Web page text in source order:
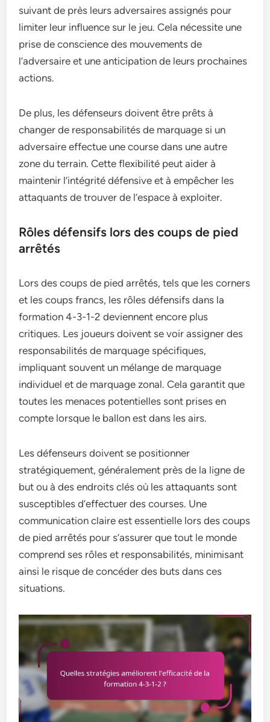
suivant de près leurs adversaires assignés pour
limiter leur influence sur le jeu. Cela nécessite une
prise de conscience des mouvements de
l’adversaire et une anticipation de leurs prochaines
actions.
De plus, les défenseurs doivent être prêts à
changer de responsabilités de marquage si un
adversaire effectue une course dans une autre
zone du terrain. Cette flexibilité peut aider à
maintenir l’intégrité défensive et à empêcher les
attaquants de trouver de l’espace à exploiter.
Rôles défensifs lors des coups de pied
arrêtés
Lors des coups de pied arrêtés, tels que les corners
et les coups francs, les rôles défensifs dans la
formation 4-3-1-2 deviennent encore plus
critiques. Les joueurs doivent se voir assigner des
responsabilités de marquage spécifiques,
impliquant souvent un mélange de marquage
individuel et de marquage zonal. Cela garantit que
toutes les menaces potentielles sont prises en
compte lorsque le ballon est dans les airs.
Les défenseurs doivent se positionner
stratégiquement, généralement près de la ligne de
but ou à des endroits clés où les attaquants sont
susceptibles d’effectuer des courses. Une
communication claire est essentielle lors des coups
de pied arrêtés pour s’assurer que tout le monde
comprend ses rôles et responsabilités, minimisant
ainsi le risque de concéder des buts dans ces
situations.